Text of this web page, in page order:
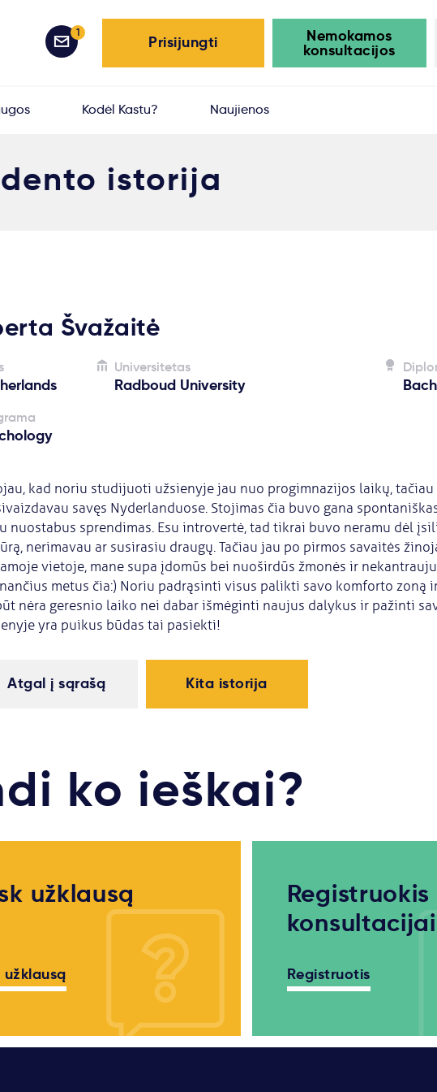
Nemokamos
konsultacijos
Prisijungti
1
Kodėl Kastu? Naujienos
istorija
Švažaitė
Universitetas
Radboud University
kad noriu studijuoti užsienyje jau nuo progimnazijos laikų, tačiau
savęs Nyderlanduose. Stojimas čia buvo gana
nuostabus sprendimas. Esu introvertė, tad tikrai buvo neramu dėl
nerimavau ar susirasiu draugų. Tačiau jau po pirmos savaitės
vietoje, mane supa įdomūs bei nuoširdūs žmonės ir
metus čia:) Noriu padrąsinti visus palikti savo komforto zoną
nėra geresnio laiko nei dabar išmėginti naujus dalykus ir pažinti
yra puikus būdas tai pasiekti!
Atgal į sąrašą Kita istorija
ko ieškai?
užklausą
užklausą
Registruokis
konsultacijai
Registruotis